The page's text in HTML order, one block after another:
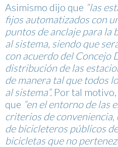
Asimismo dijo que “las
fijos automatizados con
puntos de anclaje para la
al sistema, siendo que
con acuerdo del Concejo
distribución de las
de manera tal que todos
al sistema”. Por tal
que “en el entorno de las
criterios de
de bicicleteros públicos
bicicletas que no